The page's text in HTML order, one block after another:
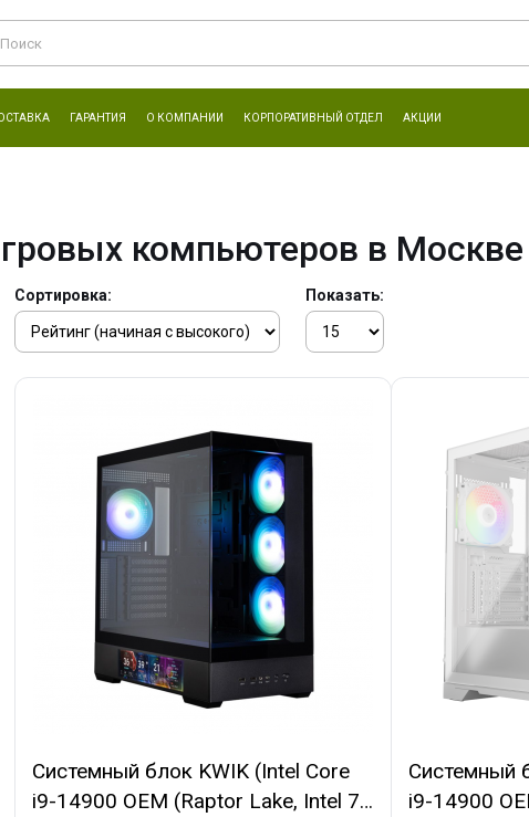
ГАРАНТИЯ О КОМПАНИИ КОРПОРАТИВНЫЙ ОТДЕЛ АКЦИИ
компьютеров в Москве
Сортировка: Показать:
Системный блок KWIK (Intel Core
i9-14900 OEM (Raptor Lake, Intel 7,
Системный
i9-14900